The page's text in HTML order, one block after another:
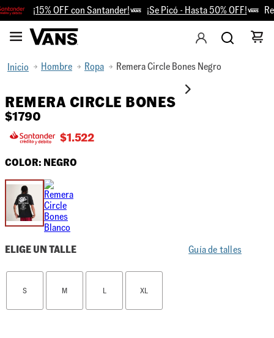
¡15% OFF con Santander! ¡Se Picó - Hasta 50% OFF!
Hombre Ropa Remera Circle Bones Negro
REMERA CIRCLE BONES
$1790
$1.522
COLOR: NEGRO
ELIGE UN TALLE Guía de talles
L
M
S XL